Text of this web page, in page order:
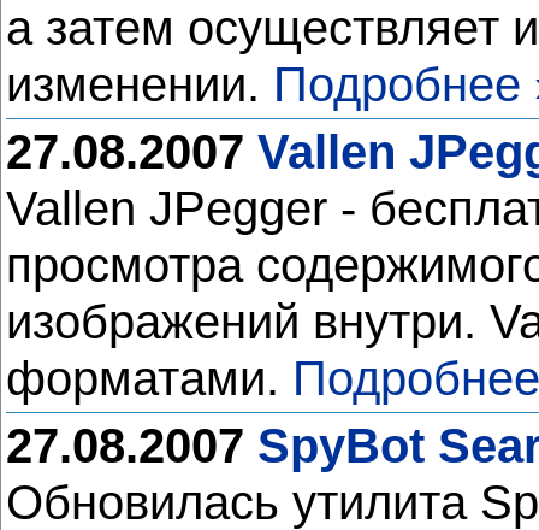
а затем осуществляет
изменении. Подробнее
27.08.2007 Vallen
Vallen JPegger -
просмотра
изображений внутри.
форматами.
27.08.2007 SpyBot
Обновилась утилита